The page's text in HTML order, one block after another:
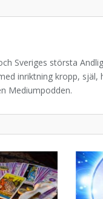
Sveriges största
inriktning kropp, själ,
Mediumpodden.